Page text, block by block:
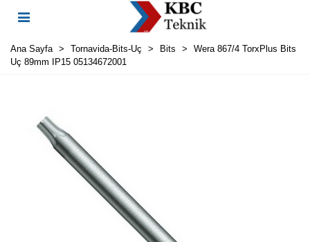
Ana Sayfa > Tornavida-Bits-Uç > Bits >
Wera 867/4 TorxPlus Bits
Uç 89mm IP15 05134672001